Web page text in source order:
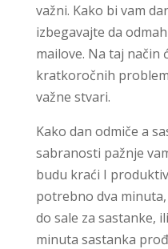
važni. Kako bi vam
izbegavajte da
mailove. Na taj način
kratkoročnih
važne stvari.
Kako dan odmiče a
sabranosti pažnje
budu kraći I
potrebno dva
do sale za sastanke,
minuta sastanka